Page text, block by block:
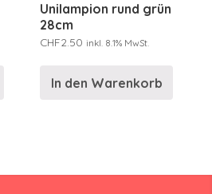
Unilampion rund grün
28cm
CHF2.50 inkl. 8.1% MwSt.
In den Warenkorb